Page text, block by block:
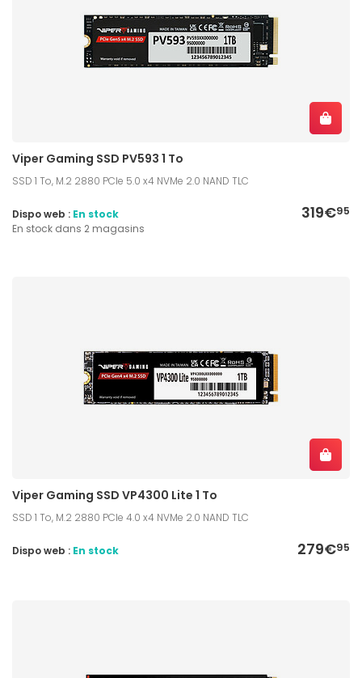
Viper Gaming SSD PV593 1 To
SSD 1 To, M.2 2880 PCIe 5.0 x4 NVMe 2.0 NAND TLC
319€95
Dispo web : En stock
En stock dans 2 magasins
Viper Gaming SSD VP4300 Lite 1 To
SSD 1 To, M.2 2880 PCIe 4.0 x4 NVMe 2.0 NAND TLC
279€95
Dispo web : En stock